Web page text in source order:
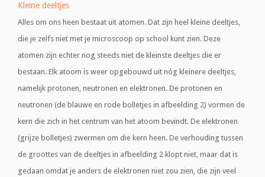
Kleine deeltjes
Alles om ons heen bestaat uit atomen. Dat zijn heel kleine deeltjes,
die je zelfs niet met je microscoop op school kunt zien. Deze
atomen zijn echter nog steeds niet de kleinste deeltjes die er
bestaan. Elk atoom is weer opgebouwd uit nóg kleinere deeltjes,
namelijk protonen, neutronen en elektronen. De protonen en
neutronen (de blauwe en rode bolletjes in afbeelding 2) vormen de
kern die zich in het centrum van het atoom bevindt. De elektronen
(grijze bolletjes) zwermen om die kern heen. De verhouding tussen
de groottes van de deeltjes in afbeelding 2 klopt niet, maar dat is
gedaan omdat je anders de elektronen niet zou zien, die zijn veel